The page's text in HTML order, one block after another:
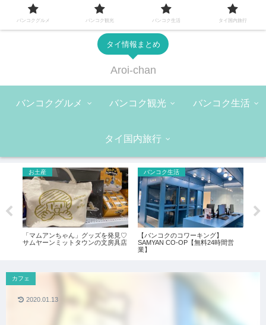
タイ情報まとめ
Aroi-chan
バンコクグルメ バンコク観光 バンコク生活
タイ国内旅行
お土産
「マムアンちゃん」グッズを発見♡
サムヤーンミットタウンの文房具店
バンコク生活
【バンコクのコワーキング】
SAMYAN CO-OP【無料24時間営
業】
カフェ
2020.01.13
バンコクグルメ バンコク観光 バンコク生活 タイ国内旅行